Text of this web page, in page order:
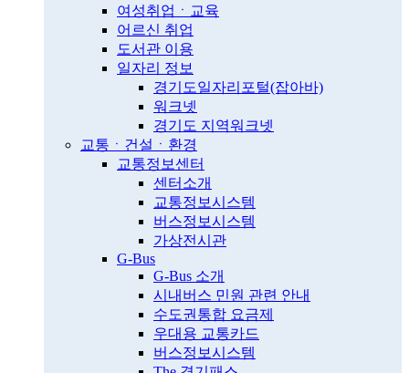
여성취업ㆍ교육
어르신 취업
도서관 이용
일자리 정보
경기도일자리포털(잡아바)
워크넷
경기도 지역워크넷
교통ㆍ건설ㆍ환경
교통정보센터
센터소개
교통정보시스템
버스정보시스템
가상전시관
G-Bus
G-Bus 소개
시내버스 민원 관련 안내
수도권통합 요금제
우대용 교통카드
버스정보시스템